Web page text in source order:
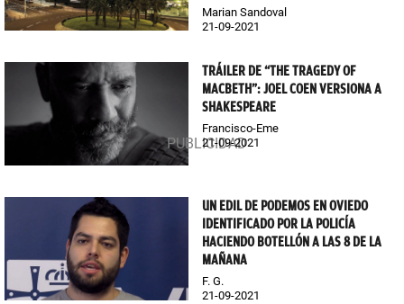
Marian Sandoval
21-09-2021
TRÁILER DE “THE TRAGEDY OF
MACBETH”: JOEL COEN VERSIONA A
SHAKESPEARE
Francisco-Eme
21-09-2021
UN EDIL DE PODEMOS EN OVIEDO
IDENTIFICADO POR LA POLICÍA
HACIENDO BOTELLÓN A LAS 8 DE LA
MAÑANA
F. G.
21-09-2021